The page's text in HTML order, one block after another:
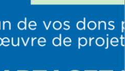
en Activité Physique